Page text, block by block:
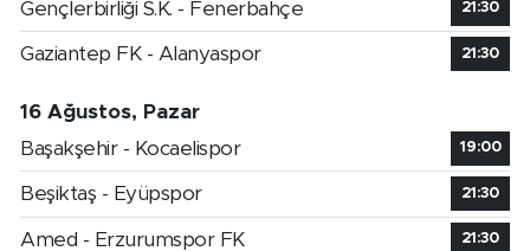
Gençlerbirliği S.K. - Fenerbahçe 21:30
Gaziantep FK - Alanyaspor 21:30
16 Ağustos, Pazar
Başakşehir - Kocaelispor
19:00
Beşiktaş - Eyüpspor 21:30
Amed - Erzurumspor FK 21:30